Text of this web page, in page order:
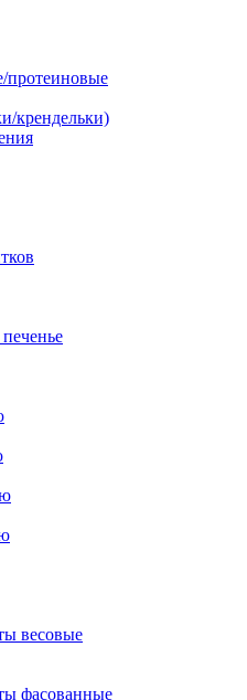
протеиновые
крендельки)
весовые
фасованные